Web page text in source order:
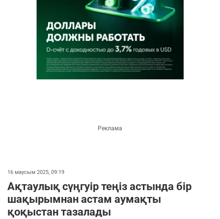
16 маусым 2025, 09:19
Ақтаулық сүңгуір теңіз астында бір
шақырымнан астам аумақты
қоқыстан тазалады